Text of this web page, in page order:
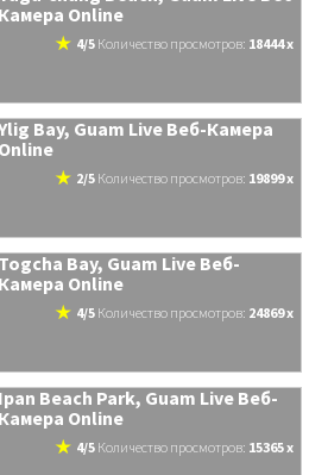
Камера Online
4/5 количество просмотров: 18444 x
Bay, Guam Live Веб-Камера
Online
2/5 количество просмотров: 19899 x
Togcha Bay, Guam Live Веб-
Камера Online
4/5 количество просмотров: 24869 x
Ipan Beach Park, Guam Live Веб-
Камера Online
4/5 количество просмотров: 15365 x